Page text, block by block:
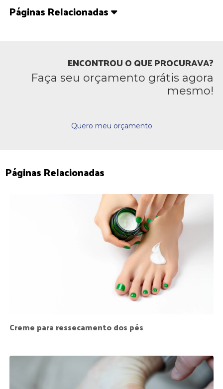
Páginas Relacionadas
ENCONTROU O QUE PROCURAVA?
Faça seu orçamento grátis agora
mesmo!
Quero meu orçamento
Páginas Relacionadas
Creme para ressecamento dos pés